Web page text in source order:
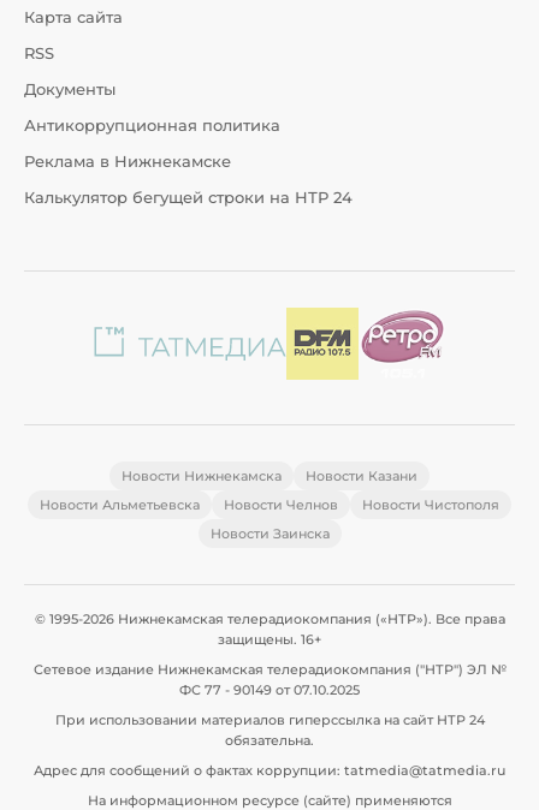
Карта сайта
RSS
Документы
Антикоррупционная политика
Реклама в Нижнекамске
Калькулятор бегущей строки на НТР 24
Новости Нижнекамска
Новости Казани
Новости Альметьевска
Новости Челнов
Новости Чистополя
Новости Заинска
© 1995-2026 Нижнекамская телерадиокомпания («НТР»). Все права
защищены. 16+
Сетевое издание Нижнекамская телерадиокомпания ("НТР") ЭЛ №
ФС 77 - 90149 от 07.10.2025
При использовании материалов гиперссылка на сайт НТР 24
обязательна.
Адрес для сообщений о фактах коррупции: tatmedia@tatmedia.ru
На информационном ресурсе (сайте) применяются